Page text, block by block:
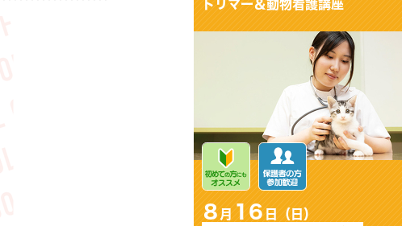
はじめてでも大丈夫！動物看護
師のおシゴト体験